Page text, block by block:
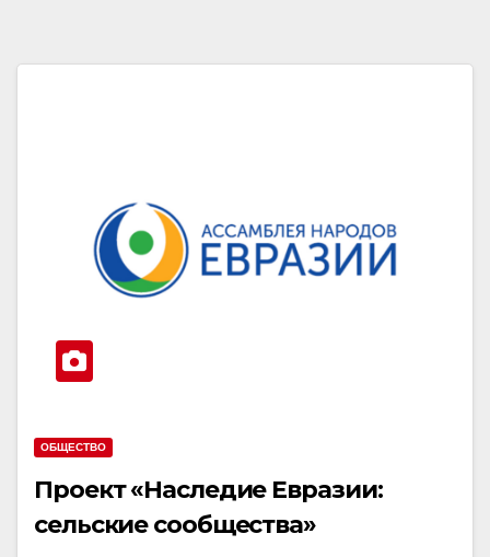
ОБЩЕСТВО
Проект «Наследие Евразии:
сельские сообщества»